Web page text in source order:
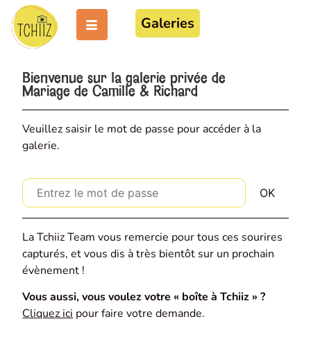
Galeries
Bienvenue sur la galerie privée de
Mariage de Camille & Richard
Veuillez saisir le mot de passe pour accéder à la
galerie.
La Tchiiz Team vous remercie pour tous ces sourires
capturés, et vous dis à très bientôt sur un prochain
évènement !
Vous aussi, vous voulez votre « boîte à Tchiiz » ?
Cliquez ici pour faire votre demande.